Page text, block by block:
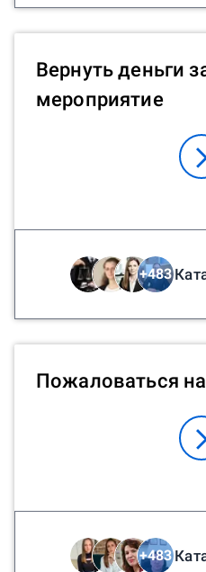
Вернуть деньги
мероприятие
+483
Пожаловаться на
+483